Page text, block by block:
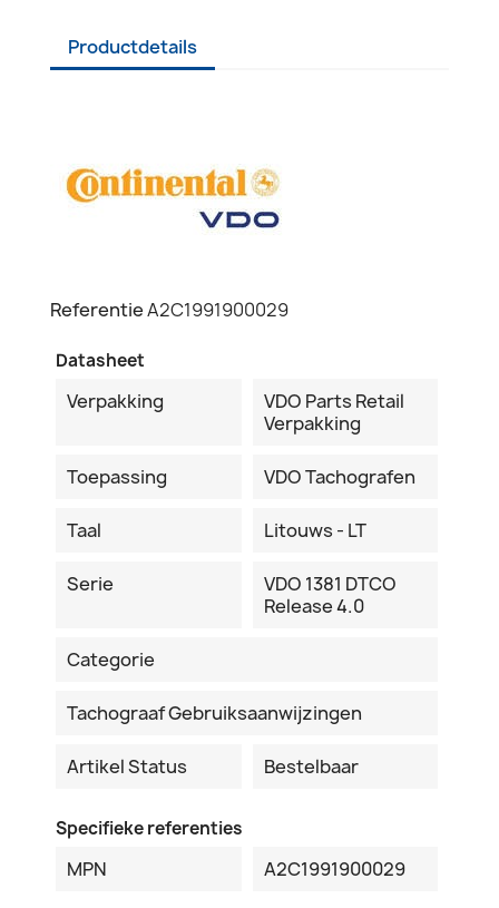
Productdetails
ReferentieA2C1991900029
Datasheet
Verpakking
VDO Parts Retail
Verpakking
Toepassing VDO Tachografen
Taal Litouws - LT
Serie
VDO 1381 DTCO
Release 4.0
Categorie
Tachograaf Gebruiksaanwijzingen
Artikel Status Bestelbaar
Specifieke referenties
MPN A2C1991900029